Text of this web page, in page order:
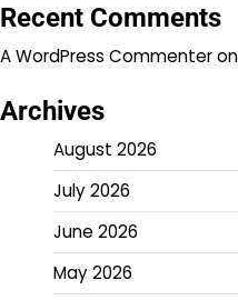
Recent Comments
A WordPress Commenteron
Archives
August 2026
July 2026
June 2026
May 2026